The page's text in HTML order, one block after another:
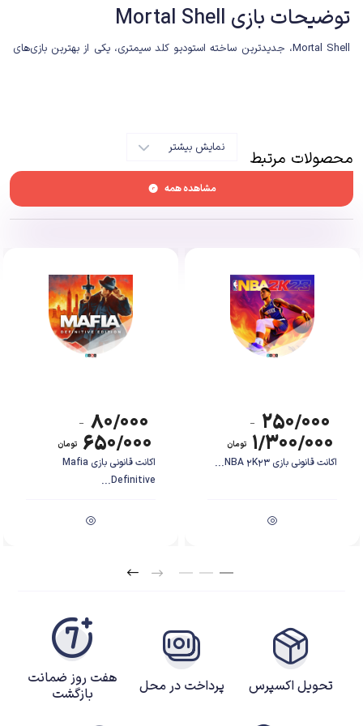
توضیحات بازی Mortal Shell
Mortal Shell، جدیدترین ساخته استودیو کلد سیمتری، یکی از بهترین بازی‌های
شد. در آن زمان تنها دو بازیساز روی بازی کار می‌کردند و از نظر بصری و گیم‌پلی،
Mortal Shell آن‌چنان تجربه پخته‌ای به‌نظر نمی‌رسید. پس از چند سال سکوت
راه‌اندازی شد و این بازی هم به Mortal Shell تغییر نام پیدا کرد.
سولزلایک را می‌داد. معمولا بازی‌های مستقلی که از المان‌هایسولزلایک
مترویدوینیا استفاده می‌کنند، آنطور که باید و شاید تجربه‌ی خوبی را ارائه
نمی‌دهند. البته دراین‌میان آثار سرگرم کننده و هیجان‌انگیز مختلفی هم در اختیار
مخاطبان قرار می‌گیرد. Mortal Shell جزو آن دسته از سولزبورن‌هایی است که شاید
نمایش بیشتر محصولات مرتبط
مشاهده همه
۲۵۰/۰۰۰ –
۱/۳۰۰/۰۰۰ تومان
اکانت قانونی بازی NBA 2K23...
۸۰/۰۰۰ –
۶۵۰/۰۰۰ تومان
اکانت قانونی بازی Mafia
Definitive...
تحویل اکسپرس پرداخت در محل
هفت روز ضمانت
بازگشت